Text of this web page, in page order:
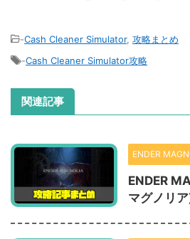
-Cash Cleaner Simulator, 攻略まとめ
-Cash Cleaner Simulator攻略
関連記事
ENDER
ENDER
マグノリ